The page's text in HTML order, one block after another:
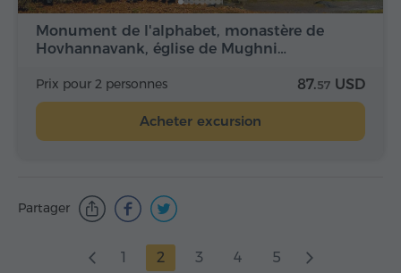
Monument de l'alphabet, monastère de
Hovhannavank, église de Mughni…
Prix pour 2 personnes 87.57 USD
Acheter excursion
Partager
1 2 3 4 5